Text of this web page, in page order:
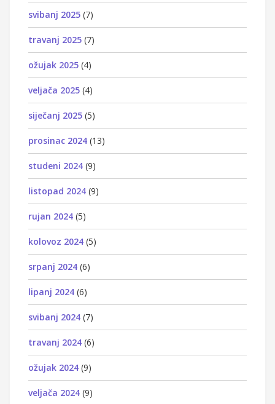
svibanj 2025 (7)
travanj 2025 (7)
ožujak 2025 (4)
veljača 2025 (4)
siječanj 2025 (5)
prosinac 2024 (13)
studeni 2024 (9)
listopad 2024 (9)
rujan 2024 (5)
kolovoz 2024 (5)
srpanj 2024 (6)
lipanj 2024 (6)
svibanj 2024 (7)
travanj 2024 (6)
ožujak 2024 (9)
veljača 2024 (9)